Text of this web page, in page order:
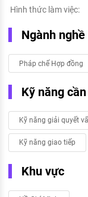
Hình thức làm việc:
Ngành
Pháp chế Hợp đồng
Kỹ năng
Kỹ năng giải quyết
Kỹ năng giao tiếp
Khu vực